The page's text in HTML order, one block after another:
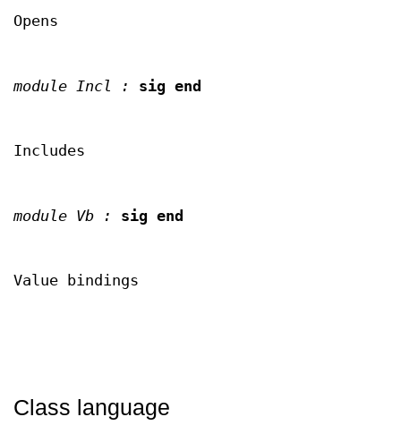
Opens
module Incl : sig end
Includes
module Vb : sig end
Value bindings
Class language